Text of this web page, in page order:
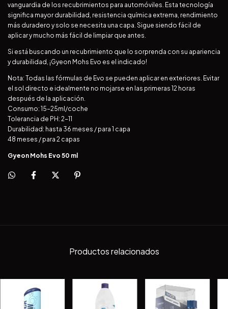
vanguardia de los recubrimientos para automóviles. Esta tecnología
significa mayor durabilidad, resistencia química extrema, rendimiento
más duradero y solo se necesita una capa. Sigue siendo fácil de
aplicar y mucho más fácil de limpiar que antes.
Si está buscando un recubrimiento que lo sorprenda con su apariencia
y durabilidad, ¡Gyeon Mohs Evo es el indicado!
Nota: Todas las fórmulas de Evo se pueden aplicar en exteriores. Evitar
el sol directo e idealmente no mojarse en las primeras 12 horas
después de la aplicación.
Consumo: 15-25ml/coche
Tolerancia de PH: 2-11
Durabilidad: hasta 36 meses / para 1 capa
48 meses / para 2 capas
Gyeon Mohs Evo 50 ml
Productos relacionados